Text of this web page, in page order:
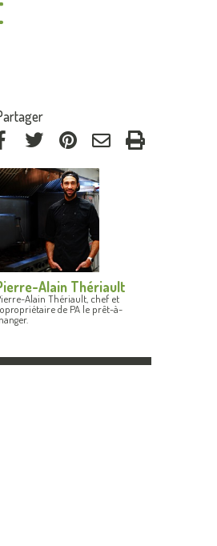
:
Twitter Pinterestcourriel
Alain Thériault
Alain Thériault, chef et
de PA le prêt-à-